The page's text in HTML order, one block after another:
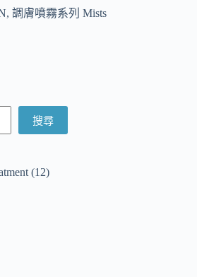
, 調膚噴霧系列 Mists
搜尋
12